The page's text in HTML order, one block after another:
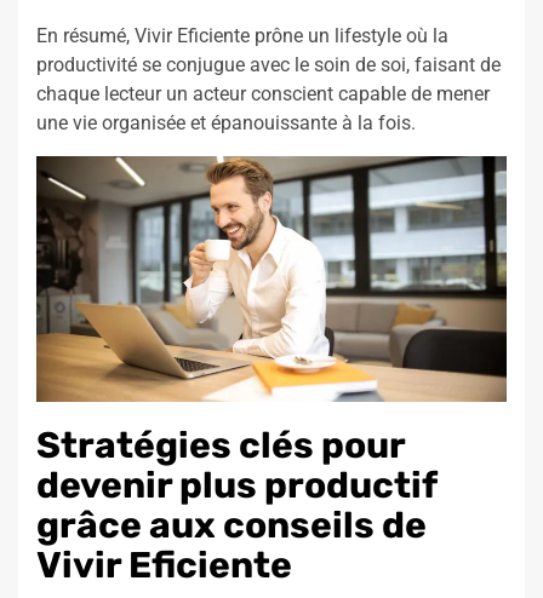
En résumé, Vivir Eficiente prône un lifestyle où la
productivité se conjugue avec le soin de soi, faisant de
chaque lecteur un acteur conscient capable de mener
une vie organisée et épanouissante à la fois.
Stratégies clés pour
devenir plus productif
grâce aux conseils de
Vivir Eficiente